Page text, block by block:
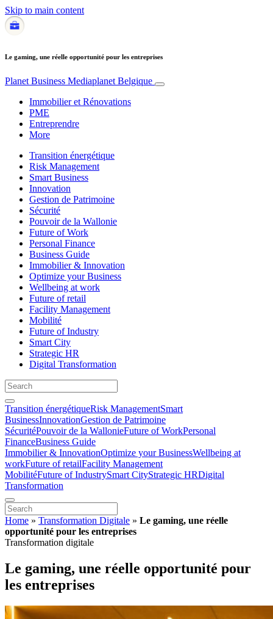
Skip to main content
Le gaming, une réelle opportunité pour les entreprises
Planet Business Mediaplanet Belgique
Immobilier et Rénovations
PME
Entreprendre
More
Transition énergétique
Risk Management
Smart Business
Innovation
Gestion de Patrimoine
Sécurité
Pouvoir de la Wallonie
Future of Work
Personal Finance
Business Guide
Immobilier & Innovation
Optimize your Business
Wellbeing at work
Future of retail
Facility Management
Mobilité
Future of Industry
Smart City
Strategic HR
Digital Transformation
Transition énergétiqueRisk ManagementSmart
BusinessInnovationGestion de Patrimoine
SécuritéPouvoir de la WallonieFuture of WorkPersonal
FinanceBusiness Guide
Immobilier & InnovationOptimize your BusinessWellbeing at
workFuture of retailFacility Management
MobilitéFuture of IndustrySmart CityStrategic HRDigital
Transformation
Home » Transformation Digitale » Le gaming, une réelle
opportunité pour les entreprises
Transformation digitale
Le gaming, une réelle opportunité pour
les entreprises